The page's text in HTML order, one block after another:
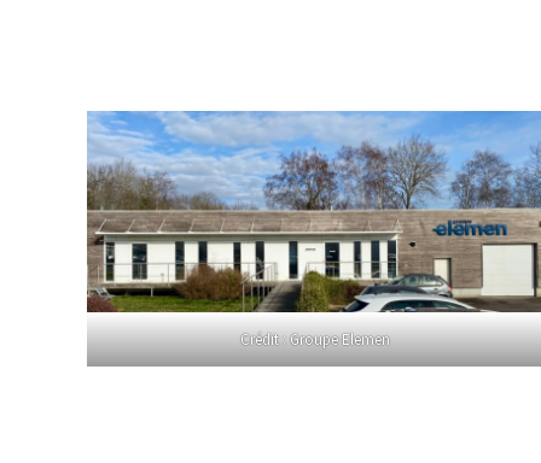
Crédit : Groupe Elemen